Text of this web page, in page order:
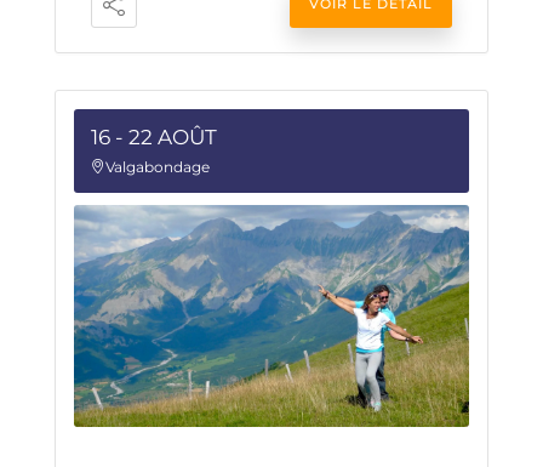
VOIR LE DÉTAIL
16 - 22 AOÛT
Valgabondage